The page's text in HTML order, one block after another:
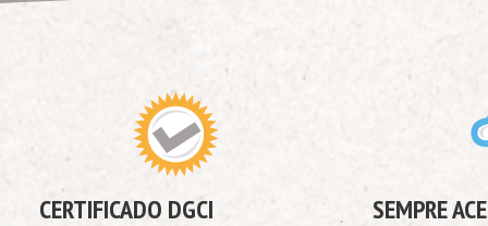
CERTIFICADO DGCI SEMPRE